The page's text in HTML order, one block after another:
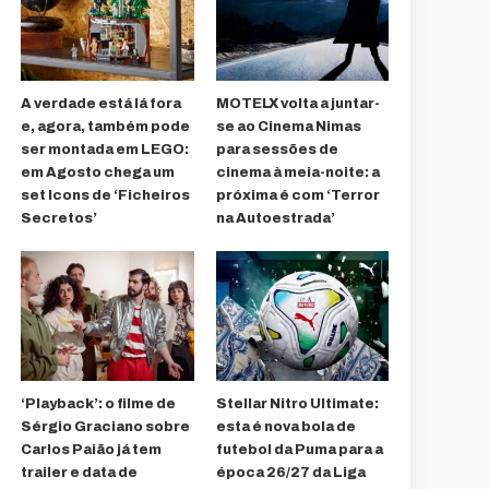
A verdade está lá fora
e, agora, também pode
ser montada em LEGO:
em Agosto chega um
set Icons de ‘Ficheiros
Secretos’
MOTELX volta a juntar-
se ao Cinema Nimas
para sessões de
cinema à meia-noite: a
próxima é com ‘Terror
na Autoestrada’
‘Playback’: o filme de
Sérgio Graciano sobre
Carlos Paião já tem
trailer e data de
Stellar Nitro Ultimate:
esta é nova bola de
futebol da Puma para a
época 26/27 da Liga